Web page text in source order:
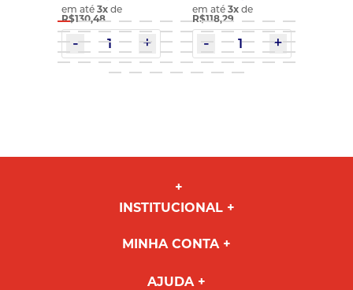
em até3x de
R$130,48
em até3x de
R$118,29
INSTITUCIONAL
MINHA CONTA
AJUDA